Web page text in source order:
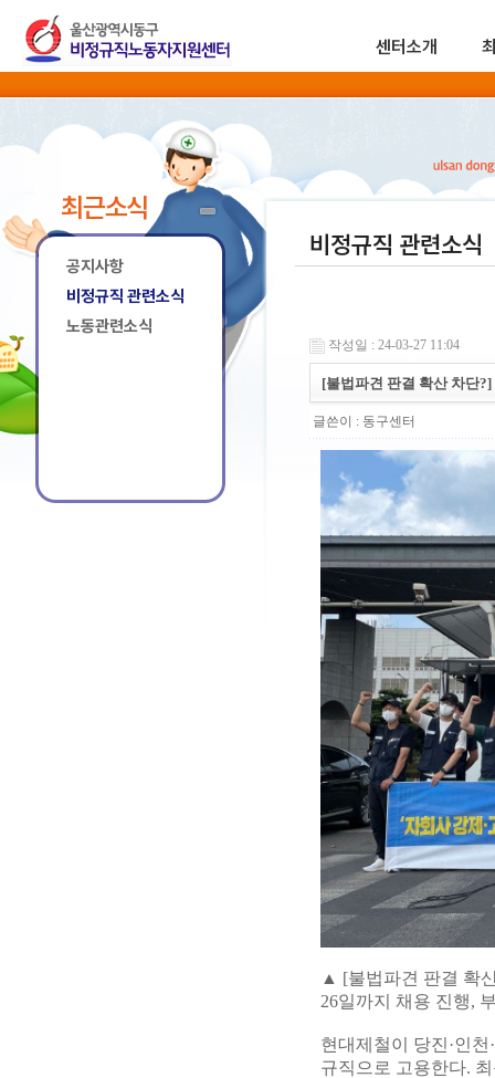
센터소개
최근소식
공지사항
비정규직 관련소식
노동관련소식
비정규직 관련소식
작성일 : 24-03-27 11:04
[불법파견 판결 확산 차단
글쓴이 : 동구센터
▲ [불법파견 판결 확
26일까지 채용 진행,
현대제철이 당진·인
규직으로 고용한다.